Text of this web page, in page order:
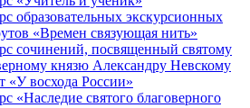
образовательных экскурсионных
«Времен связующая нить»
сочинений, посвященный святому
князю Александру Невскому
«У восхода России»
«Наследие святого благоверного